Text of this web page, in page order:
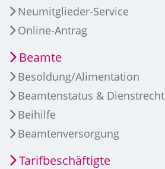
Neumitglieder-Service
Online-Antrag
Beamte
Besoldung/Alimentation
Beamtenstatus & Dienstrecht
Beihilfe
Beamtenversorgung
Tarifbeschäftigte